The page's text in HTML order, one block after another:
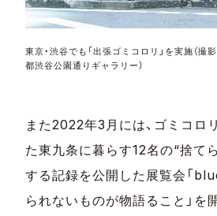
東京・渋谷でも「出張ゴミコロリ」を実施（撮
都渋谷公園通りギャラリー）
また2022年3月には、ゴミコロ
た東九条に暮らす12名の“捨て
する記録を公開した展覧会「
られないものが物語ること」を